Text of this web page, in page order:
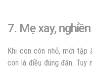
7. Mẹ xay,
Khi con còn nhỏ, mới tập
con là điều đúng đắn. Tuy